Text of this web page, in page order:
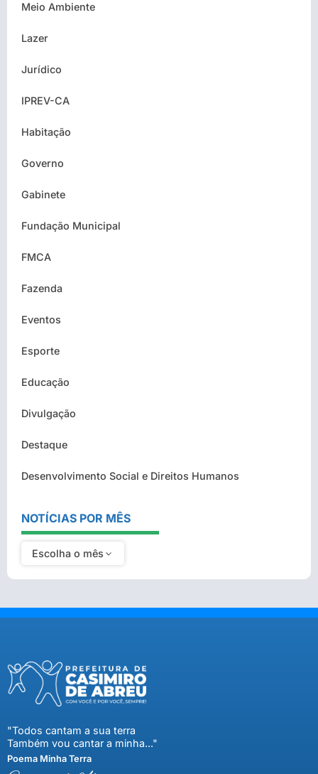
Meio Ambiente
Lazer
Jurídico
IPREV-CA
Habitação
Governo
Gabinete
Fundação Municipal
FMCA
Fazenda
Eventos
Esporte
Educação
Divulgação
Destaque
Desenvolvimento Social e Direitos Humanos
NOTÍCIAS POR MÊS
Escolha o mês
"Todos cantam a sua terra
Também vou cantar a minha..."
Poema Minha Terra